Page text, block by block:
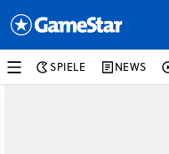
SPIELE NEWS